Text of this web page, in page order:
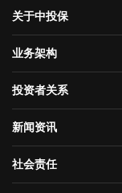
关于中投保
业务架构
投资者关系
新闻资讯
社会责任